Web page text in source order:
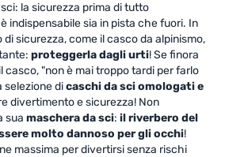
la sicurezza prima di tutto
è indispensabile sia in pista che fuori. In
sicurezza, come il casco da alpinismo,
proteggerla dagli urti! Se finora
casco, "non è mai troppo tardi per farlo
selezione dicaschi da sci omologati e
divertimento e sicurezza! Non
sua maschera da sci: il riverbero del
molto dannoso per gli occhi!
massima per divertirsi senza rischi